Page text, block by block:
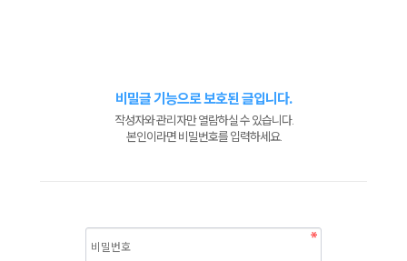
비밀글 기능으로 보호된 글입니다.
작성자와 관리자만 열람하실 수 있습니다.
본인이라면 비밀번호를 입력하세요.